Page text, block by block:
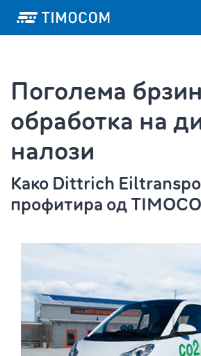
Поголема
обработка на
налози
Како Dittrich
профитира од